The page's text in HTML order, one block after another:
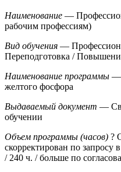
Наименование —
рабочим профессиям)
Вид обучения —
Переподготовка /
Наименование программы —
желтого фосфора
Выдаваемый документ —
обучении
Объем программы (часов) ?
скорректирован по запросу
/ 240 ч. / больше по